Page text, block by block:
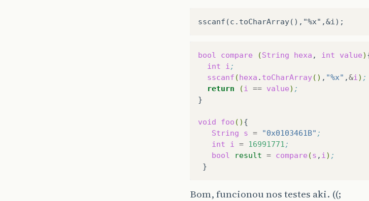
bool compare (String hexa , int value)
int
i ;
sscanf (hexa . toCharArray() , "%x" ,&i ) ;
return
( i == value) ;
}
void foo ()
String
s = "0x0103461B" ;
int
i = 16991771 ;
bool
result = compare (s , i ) ;
Bom, funcionou nos testes aki. ((;